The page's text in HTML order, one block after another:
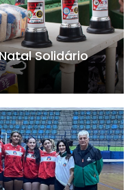
Solidário